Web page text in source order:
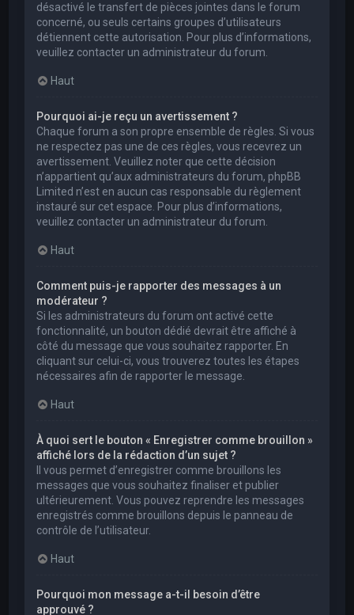
désactivé le transfert de pièces jointes dans le forum
concerné, ou seuls certains groupes d’utilisateurs
détiennent cette autorisation. Pour plus d’informations,
veuillez contacter un administrateur du forum.
Haut
Pourquoi ai-je reçu un avertissement ?
Chaque forum a son propre ensemble de règles. Si vous
ne respectez pas une de ces règles, vous recevrez un
avertissement. Veuillez noter que cette décision
n’appartient qu’aux administrateurs du forum, phpBB
Limited n’est en aucun cas responsable du règlement
instauré sur cet espace. Pour plus d’informations,
veuillez contacter un administrateur du forum.
Haut
Comment puis-je rapporter des messages à un
modérateur ?
Si les administrateurs du forum ont activé cette
fonctionnalité, un bouton dédié devrait être affiché à
côté du message que vous souhaitez rapporter. En
cliquant sur celui-ci, vous trouverez toutes les étapes
nécessaires afin de rapporter le message.
Haut
À quoi sert le bouton « Enregistrer comme brouillon »
affiché lors de la rédaction d’un sujet ?
Il vous permet d’enregistrer comme brouillons les
messages que vous souhaitez finaliser et publier
ultérieurement. Vous pouvez reprendre les messages
enregistrés comme brouillons depuis le panneau de
contrôle de l’utilisateur.
Haut
Pourquoi mon message a-t-il besoin d’être
approuvé ?